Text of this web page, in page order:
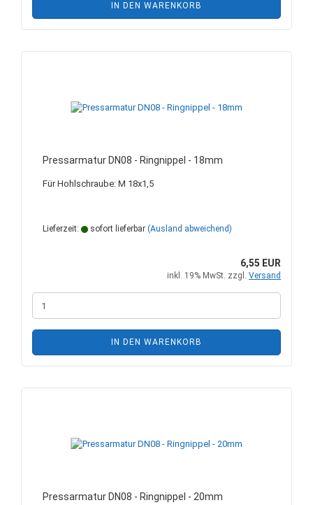
IN DEN WARENKORB
Pressarmatur DN08 - Ringnippel - 18mm
Für Hohlschraube: M 18x1,5
Lieferzeit: sofort lieferbar (Ausland abweichend)
6,55 EUR
inkl. 19% MwSt. zzgl. Versand
IN DEN WARENKORB
Pressarmatur DN08 - Ringnippel - 20mm